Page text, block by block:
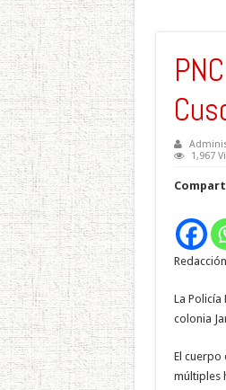
1,967
La
colonia
El cuerpo
múltiples